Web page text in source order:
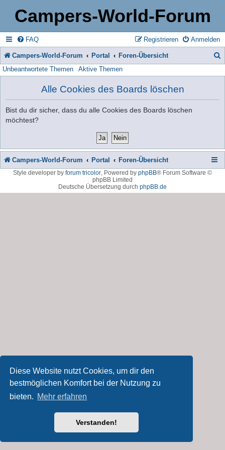
Diese Website nutzt Cookies, um dir den
bestmöglichen Komfort bei der Nutzung zu
bieten. Mehr erfahren
Verstanden!
Campers-World-Forum
FAQ Anmelden
Registrieren
Campers-World-Forum Portal Foren-Übersicht
Unbeantwortete Themen Aktive Themen
Alle Cookies des Boards löschen
Bist du dir sicher, dass du alle Cookies des Boards löschen
möchtest?
Campers-World-Forum Portal Foren-Übersicht
Style developer by forum tricolor, Powered by phpBB® Forum Software ©
phpBB Limited
Deutsche Übersetzung durch phpBB.de